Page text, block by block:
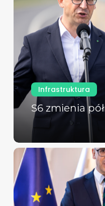
Infrastruktura
S6 zmienia